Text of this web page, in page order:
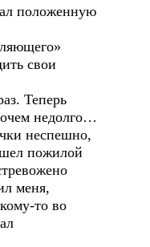
положенную
свои
Теперь
недолго…
неспешно,
пожилой
меня,
то во